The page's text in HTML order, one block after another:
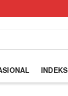
INDEKS